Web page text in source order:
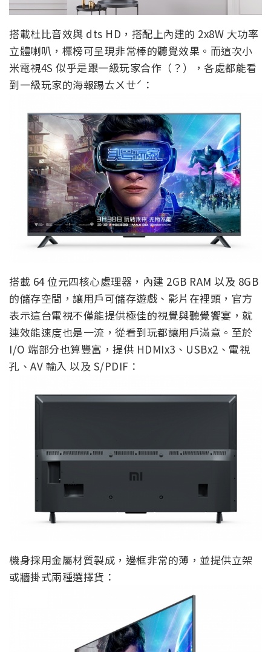
搭載杜比音效與 dts HD，搭配上內建的 2x8W 大功率
立體喇叭，標榜可呈現非常棒的聽覺效果。而這次小
米電視4S 似乎是跟一級玩家合作（？），各處都能看
到一級玩家的海報踢ㄊㄨㄝˊ：
搭載 64 位元四核心處理器，內建 2GB RAM 以及 8GB
的儲存空間，讓用戶可儲存遊戲、影片在裡頭，官方
表示這台電視不僅能提供極佳的視覺與聽覺饗宴，就
連效能速度也是一流，從看到玩都讓用戶滿意。至於
I/O 端部分也算豐富，提供 HDMIx3、USBx2、電視
孔、AV 輸入 以及 S/PDIF：
機身採用金屬材質製成，邊框非常的薄，並提供立架
或牆掛式兩種選擇貨：